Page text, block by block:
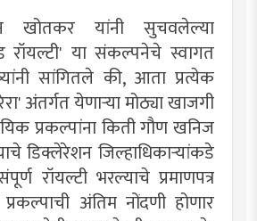
खोतकर यांनी सुचवलेल्या
रॉयल्टी' या संकल्पनेचे स्वागत
सांगितले की, आता प्रत्येक
अंतर्गत येणाऱ्या मोठ्या खाजगी
प्रकल्पांना किती गौण खनिज
डिक्लेरेशन जिल्हाधिकाऱ्यांकडे
रॉयल्टी भरल्याचे प्रमाणपत्र
प्रकल्पाची अंतिम नोंदणी होणार